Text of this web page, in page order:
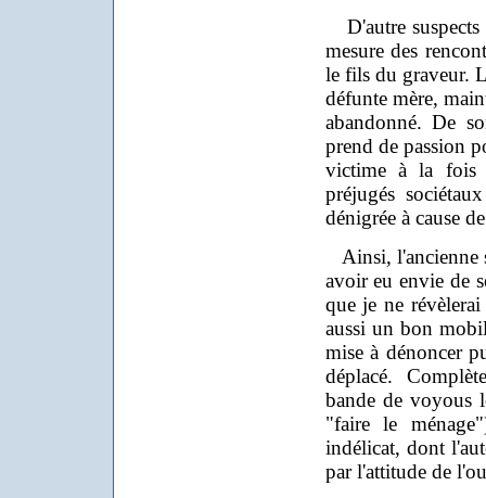
D'autre suspects
mesure des
le fils du graveur.
défunte mère,
abandonné. De
prend de passion
victime à la fois
préjugés
dénigrée à cause
Ainsi, l'ancienne
avoir eu envie de
que je ne
aussi un bon
mise à dénoncer
déplacé.
bande de voyous
"faire le
indélicat, dont
par l'attitude de